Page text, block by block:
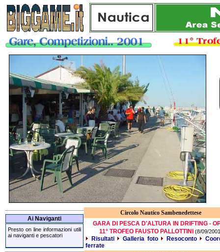
Ai Naviganti
Presto on line informazioni utili
ai naviganti e pescatori
Circolo Nautico Sambenedettese
GARA DI PESCA D'ALTURA IN DRIFTING -
11° TROFEO FAUSTO PALLOTTINI (8/09/
Risultati Galleria foto Resoconto
ferrate